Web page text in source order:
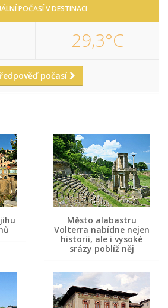
POČASÍ V DESTINACI
29,3°C
počasí
Město alabastru
Volterra nabídne nejen
historii, ale i vysoké
srázy poblíž něj